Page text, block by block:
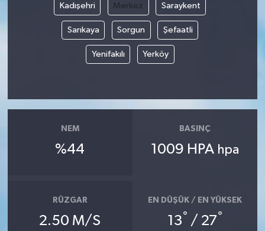
Kadışehri Merkez Saraykent
Sarıkaya Sorgun Şefaatli
Yenifakılı Yerköy
NEM
%44
BASINÇ
1009 HPA hpa
RÜZGAR
2.50 M/S
EN DÜŞÜK / EN YÜKSEK
13° / 27°